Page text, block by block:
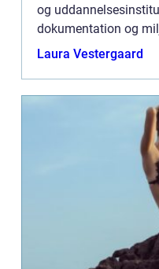
og
dokumentation og
for år, og fejl kan bå...
Laura Vestergaard